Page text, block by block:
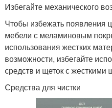
Избегайте механического
Чтобы избежать появления
мебели с меламиновым
использования жестких
возможности, избегайте
средств и щеток с жесткими
Средства для чистки